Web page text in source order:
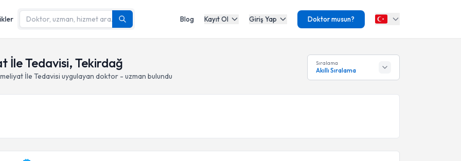
Blog Kayıt Ol Giriş Yap Doktor musun?
İle Tedavisi, Tekirdağ
İle Tedavisi uygulayan doktor - uzman bulundu
Sıralama
Akıllı Sıralama